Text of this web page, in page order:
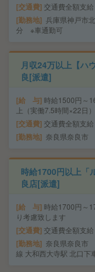
交通費 交通費全額支給
勤務地 兵庫県神戸市
分 ※車通勤可
月収24万以上【ハ
良[派遣]
給 与 時給1500円～
上（実働7.5時間×22日
交通費 交通費全額支給
勤務地 奈良県奈良市
時給1700円以上
良店[派遣]
給 与 時給1700円～
り考慮致します
交通費 交通費全額支給
勤務地
奈良県奈良市
線 大和西大寺駅 北口下